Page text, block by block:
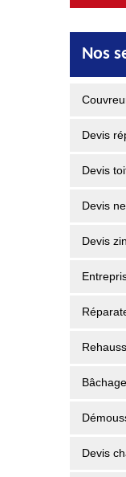
Nos
Devis
Devis
Devis
Devis
Devis